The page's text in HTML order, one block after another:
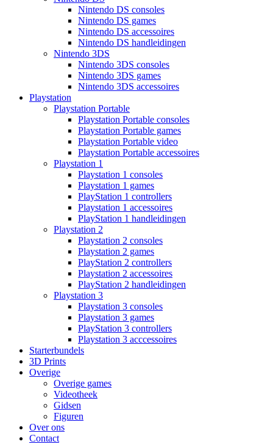
Nintendo DS consoles
Nintendo DS games
Nintendo DS accessoires
Nintendo DS handleidingen
Nintendo 3DS
Nintendo 3DS consoles
Nintendo 3DS games
Nintendo 3DS accessoires
Playstation
Playstation Portable
Playstation Portable consoles
Playstation Portable games
Playstation Portable video
Playstation Portable accessoires
Playstation 1
Playstation 1 consoles
Playstation 1 games
PlayStation 1 controllers
Playstation 1 accessoires
PlayStation 1 handleidingen
Playstation 2
Playstation 2 consoles
Playstation 2 games
PlayStation 2 controllers
Playstation 2 accessoires
PlayStation 2 handleidingen
Playstation 3
Playstation 3 consoles
Playstation 3 games
PlayStation 3 controllers
Playstation 3 acccessoires
Starterbundels
3D Prints
Overige
Overige games
Videotheek
Gidsen
Figuren
Over ons
Contact